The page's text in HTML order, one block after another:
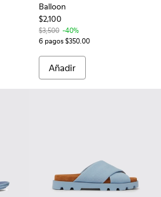
Balloon
$2,100
$3,500 -40%
6 pagos $350.00
Añadir